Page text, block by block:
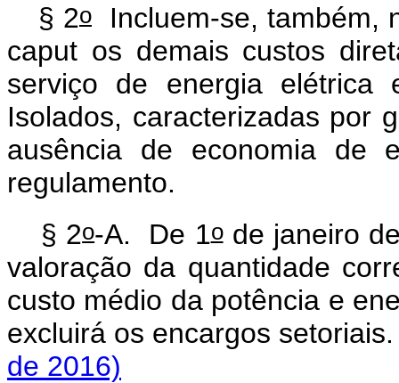
§ 2o Incluem-se, também,
caput os demais custos
serviço de energia elétrica
Isolados, caracterizadas por
ausência de economia de
regulamento.
§ 2o-A. De 1ode janeiro
valoração da quantidade
custo médio da potência e
excluirá os encargos
de 2016)